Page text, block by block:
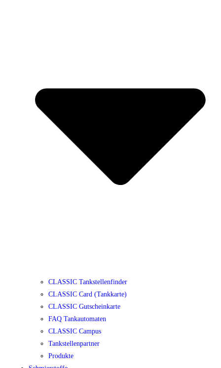
CLASSIC Tankstellenfinder
CLASSIC Card (Tankkarte)
CLASSIC Gutscheinkarte
FAQ Tankautomaten
CLASSIC Campus
Tankstellenpartner
Produkte